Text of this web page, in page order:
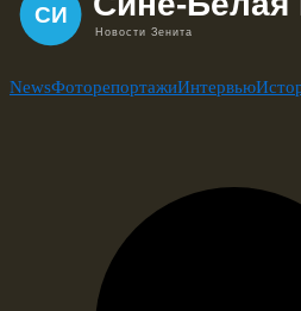
content
NewsФоторепортажиИнтервью